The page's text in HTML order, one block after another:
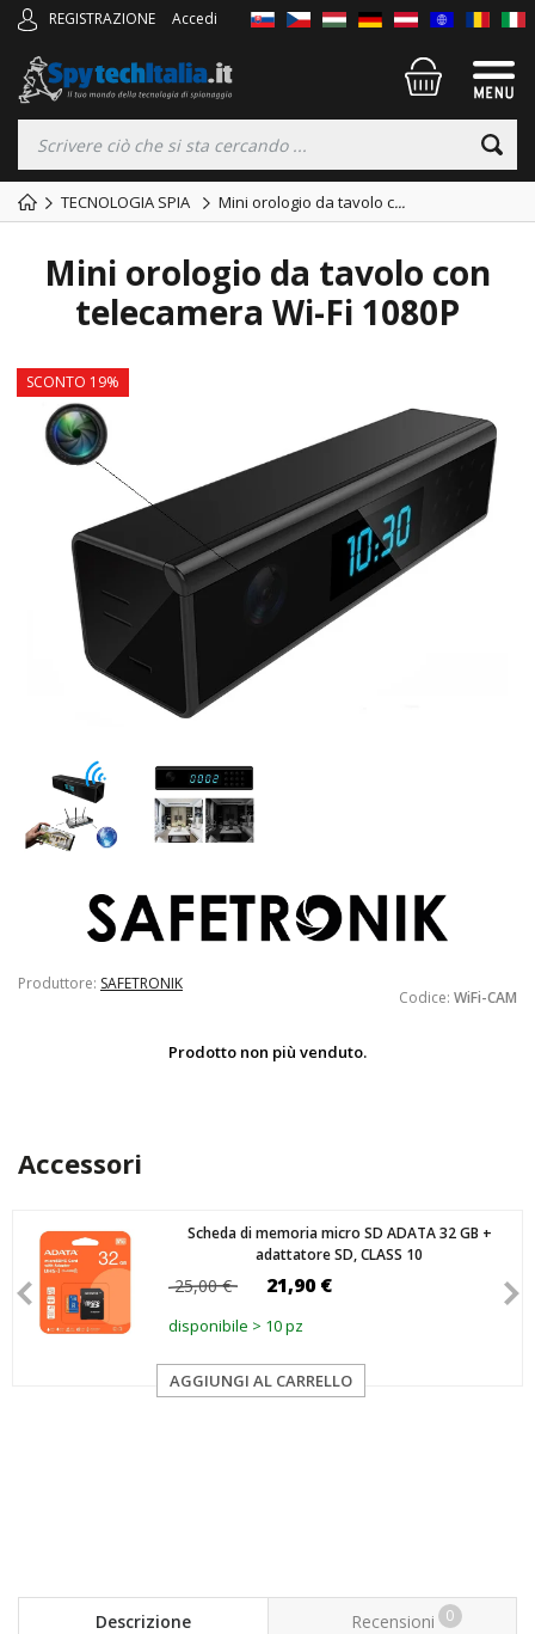
REGISTRAZIONE Accedi
TECNOLOGIA SPIA Mini orologio da tavolo c...
Mini orologio da tavolo con
telecamera Wi-Fi 1080P
SCONTO 19%
Produttore: SAFETRONIK
Codice: WiFi-CAM
Prodotto non più venduto.
Accessori
Scheda di memoria micro SD ADATA 32 GB +
adattatore SD, CLASS 10
25,00 € 21,90 €
disponibile > 10 pz
AGGIUNGI AL CARRELLO
Descrizione Recensioni 0